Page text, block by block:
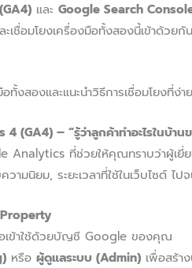
และGoogle Search
อมโยงเครื่องมือทั้งสองนี้เข้าด้วย
งสองและแนะนำวิธีการเชื่อมโยงที่ง่า
– “รู้ว่าลูกค้าทำอะไรในบ้านข
Analytics ที่ช่วยให้คุณทราบว่าผู้เ
วามนิยม, ระยะเวลาที่ใช้ในเว็บไซต์
เข้าใช้ด้วยบัญชี Google ของคุณ
หรือผู้ดูแลระบบ (Admin) เพื่อสร้า